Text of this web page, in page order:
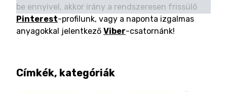
be ennyivel, akkor irány a rendszeresen frissülő
Pinterest-profilunk, vagy a naponta izgalmas
anyagokkal jelentkező Viber-csatornánk!
Címkék, kategóriák